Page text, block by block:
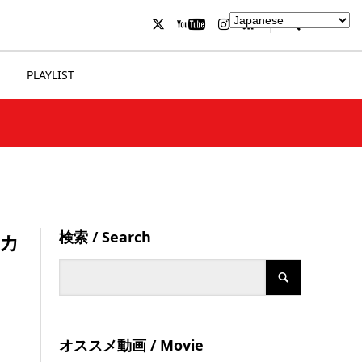
PLAYLIST
検索 / Search
オススメ動画 / Movie